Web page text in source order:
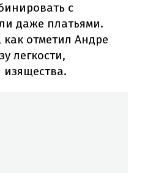
с
даже платьями.
отметил Андре
легкости,